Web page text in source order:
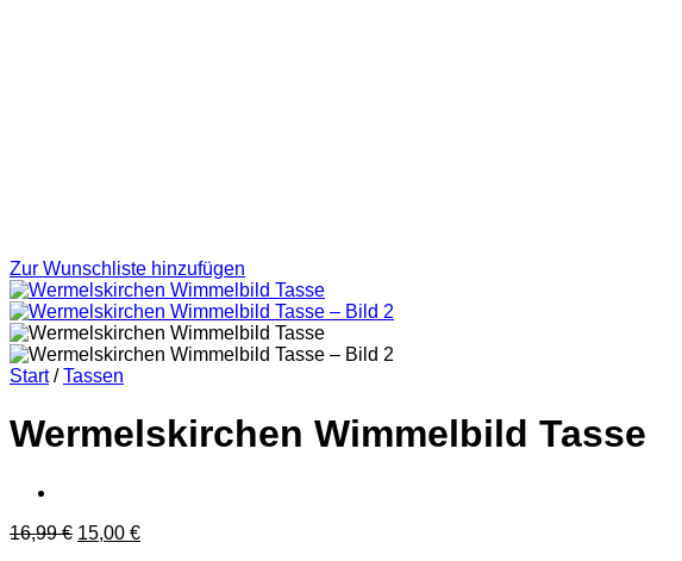
Zur Wunschliste hinzufügen
Start / Tassen
Wermelskirchen Wimmelbild Tasse
16,99€ Ursprünglicher
15,00 €Aktueller